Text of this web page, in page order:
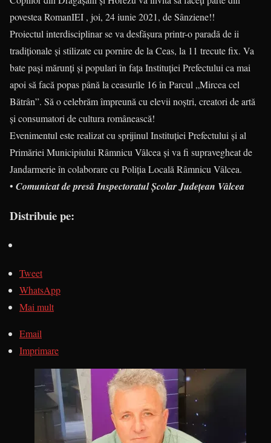
povestea RomanIEI , joi, 24 iunie 2021, de Sânziene!!
Proiectul interdisciplinar se va desfășura printr-o paradă de ii
tradiționale și stilizate cu pornire de la Ceas, la 11 trecute fix. Va
bate pași mărunți și populari în fața Instituției Prefectului ca mai
apoi să facă popas până la ceasurile 16 în Parcul „Mircea cel
Bătrân”. Să o celebrăm împreună cu elevii noștri, creatori de artă
și consumatori de cultura românească!
Evenimentul este realizat cu sprijinul Instituției Prefectului și al
Primăriei Municipiului Râmnicu Vâlcea și va fi supravegheat de
Jandarmerie în colaborare cu Poliția Locală Râmnicu Vâlcea.
• Comunicat de presă Inspectoratul Școlar Județean Vâlcea
Distribuie pe:
Tweet
WhatsApp
Mai mult
Email
Imprimare